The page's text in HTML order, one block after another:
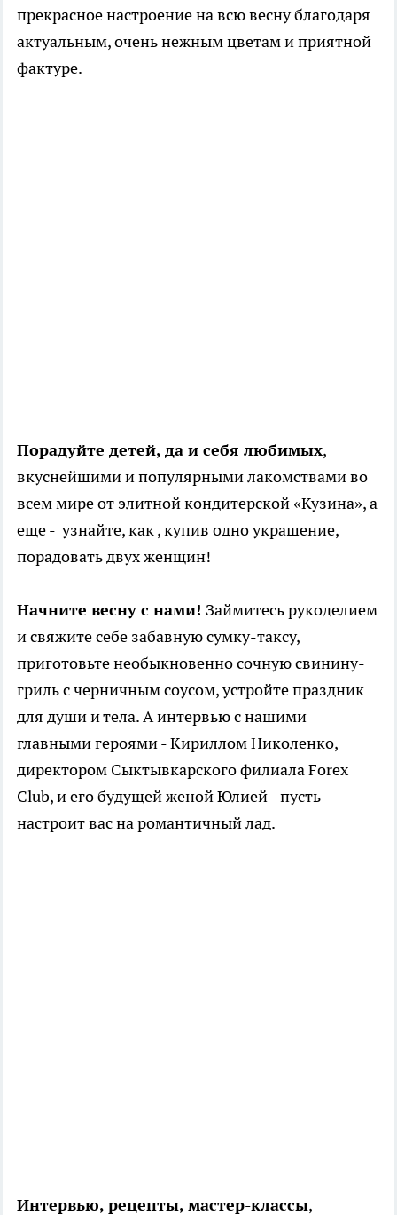
прекрасное настроение на всю весну благодаря
актуальным, очень нежным цветам и приятной
фактуре.
Порадуйте детей, да и себя любимых,
вкуснейшими и популярными лакомствами во
всем мире от элитной кондитерской «Кузина», а
еще - узнайте, как , купив одно украшение,
порадовать двух женщин!
Начните весну с нами! Займитесь рукоделием
и свяжите себе забавную сумку-таксу,
приготовьте необыкновенно сочную свинину-
гриль с черничным соусом, устройте праздник
для души и тела. А интервью с нашими
главными героями - Кириллом Николенко,
директором Сыктывкарского филиала Forex
Club, и его будущей женой Юлией - пусть
настроит вас на романтичный лад.
Интервью, рецепты, мастер-классы,